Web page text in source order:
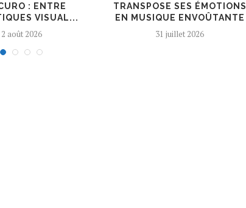
: ENTRE
VISUAL...
2 août 2026
TRANSPOSE SES ÉMOTIONS
EN MUSIQUE ENVOÛTANTE
31 juillet 2026